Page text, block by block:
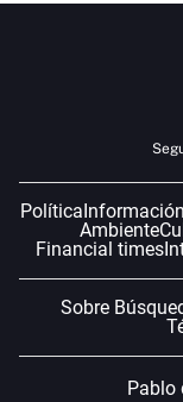
Política Información
Ambiente
Financial times
Sobre
Pablo